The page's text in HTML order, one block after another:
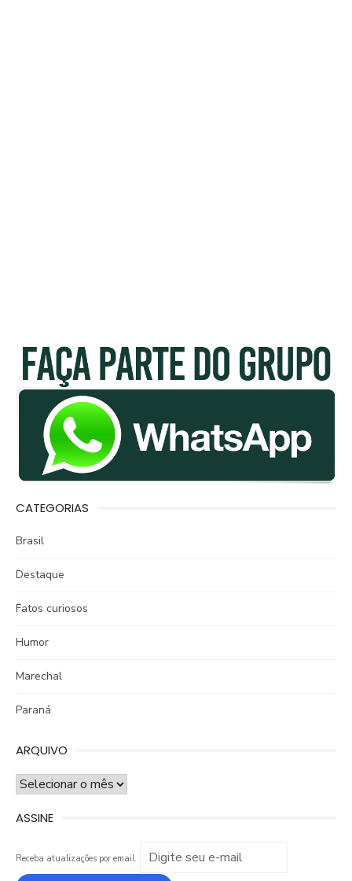
CATEGORIAS
Brasil
Destaque
Fatos curiosos
Humor
Marechal
Paraná
ARQUIVO
ARQUIVO
ASSINE
Receba atualizações por email.